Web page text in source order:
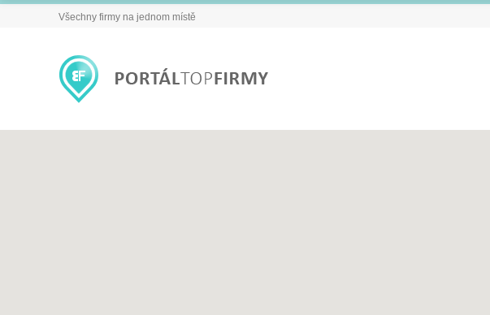
Všechny firmy na jednom místě